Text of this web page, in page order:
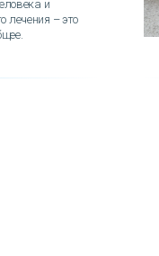
и
лечения – это